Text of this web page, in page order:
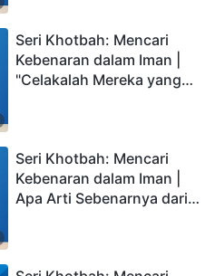
Seri Khotbah: Mencari
Kebenaran dalam Iman |
"Celakalah Mereka yang
Seri Khotbah: Mencari
Kebenaran dalam Iman |
Apa Arti Sebenarnya dari